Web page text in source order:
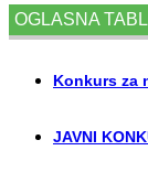
OGLASNA
Konkurs za
JAVNI